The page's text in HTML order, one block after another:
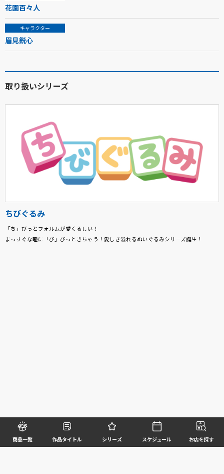
商品一覧 作品タイトル シリーズ スケジュール お店を探す
花園百々人
キャラクター
眉見鋭心
取り扱いシリーズ
ちびぐるみ
「ち」びっとフォルムが愛くるしい！
まっすぐな瞳に「び」びっときちゃう！愛しさ溢れるぬいぐるみシリーズ誕生！